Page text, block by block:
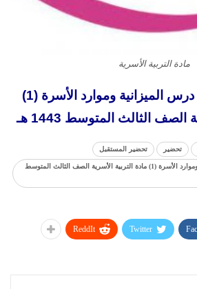
مادة التربية الأسرية
تحضير المستقبل درس الميزانية وموارد الأسرة (1)
الثالث المتوسط 1443 هـ
تحضير تحضير المستقبل
تحضير المستقبل درس الميزانية وموارد الأسرة (1) مادة التربية الأسرية الصف الثالث المتوسط
Twitter
ReddIt